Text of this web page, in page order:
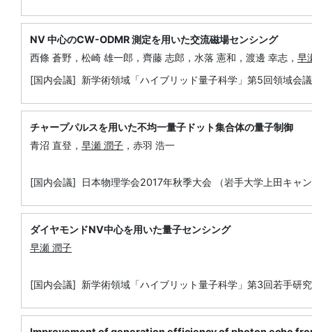
NV 中心のCW-ODMR 測定を用いた交流磁場センシング
西條 蒼野，松崎 雄一郎，齊藤 志郎，水落 憲和，渡邊 幸志， 早
[国内会議] 新学術領域「ハイブリッド量子科学」第5回領域会
チャープパルスを用いた不均一量子ドット集合体の量子制御
青沼 直登， 早瀬 潤子 ，赤羽 浩一
[国内会議] 日本物理学会2017年秋季大会 （岩手大学上田キャ
ダイヤモンドNV中心を用いた量子センシング
早瀬 潤子
[国内会議] 新学術領域「ハイブリット量子科学」第3回若手研